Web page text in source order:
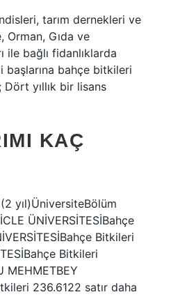
tarım dernekleri ve
Orman, Gıda ve
ile bağlı fidanlıklarda
başlarına bahçe bitkileri
yıllık bir lisans
KAÇ
yıl)ÜniversiteBölüm
ÜNİVERSİTESİBahçe
Bitkileri
Bitkileri
MEHMETBEY
236.6122 satır daha